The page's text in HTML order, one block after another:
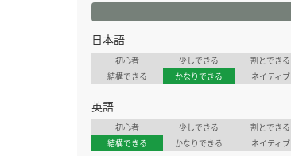
日本語
初心者 少しできる
割とできる
結構できる
かなりできる ネイティブ
英語
初心者 少しできる
割とできる
結構できる
かなりできる ネイティブ